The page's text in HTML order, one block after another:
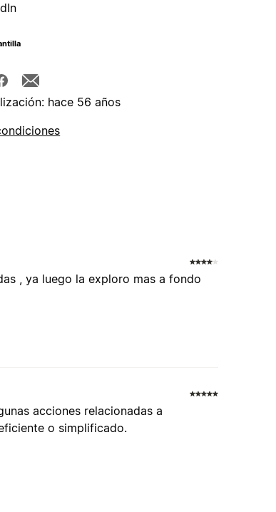
hace 56 años
, ya luego la exploro mas a fondo
acciones relacionadas a
o simplificado.